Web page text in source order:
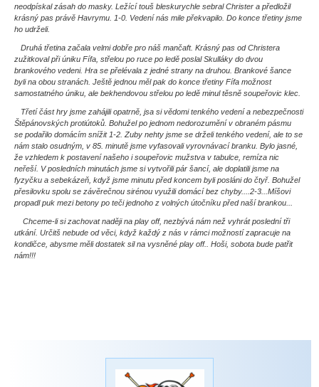
neodpískal zásah do masky. Ležící touš bleskurychle sebral Christer a předložil
krásný pas právě Havrymu. 1-0. Vedení nás mile překvapilo. Do konce třetiny jsme
ho udrželi.
Druhá třetina začala velmi dobře pro náš mančaft. Krásný pas od Christera
zužitkoval při úniku Fífa, střelou po ruce po ledě poslal Skulláky do dvou
brankového vedeni. Hra se přelévala z jedné strany na druhou. Brankové šance
byli na obou stranách. Ještě jednou měl pak do konce třetiny Fífa možnost
samostatného úniku, ale bekhendovou střelou po ledě minul těsně soupeřovic klec.
Třetí část hry jsme zahájili opatrně, jsa si vědomi tenkého vedení a nebezpečnosti
Štěpánovských protiútoků. Bohužel po jednom nedorozumění v obraném pásmu
se podařilo domácím snížit 1-2. Zuby nehty jsme se drželi tenkého vedení, ale to se
nám stalo osudným, v 85. minutě jsme vyfasovali vyrovnávací branku. Bylo jasné,
že vzhledem k postavení našeho i soupeřovic mužstva v tabulce, remíza nic
neřeší. V posledních minutách jsme si vytvořili pár šancí, ale doplatili jsme na
fyzyčku a sebekázeň, když jsme minutu před koncem byli posláni do čtyř. Bohužel
přesilovku spolu se závěrečnou sirénou využili domácí bez chyby....2-3...Míšovi
propadl puk mezi betony po teči jednoho z volných útočníku před naší brankou...
Chceme-li si zachovat naději na play off, nezbývá nám než vyhrát poslední tři
utkání. Určitš nebude od věci, když každý z nás v rámci možností zapracuje na
kondičce, abysme měli dostatek sil na vysněné play off.. Hoši, sobota bude patřit
nám!!!